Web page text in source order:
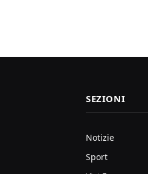
SEZIONI
Notizie
Sport